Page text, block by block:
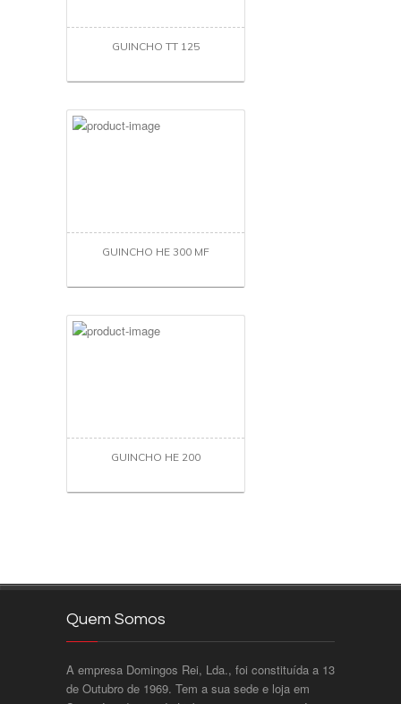
GUINCHO TT 125
GUINCHO HE 300 MF
GUINCHO HE 200
Quem Somos
A empresa Domingos Rei, Lda., foi constituída a 13
de Outubro de 1969. Tem a sua sede e loja em